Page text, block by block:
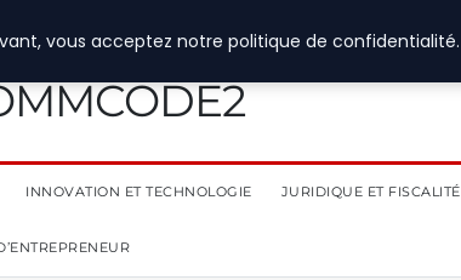
INNOVATION ET TECHNOLOGIE JURIDIQUE ET FISCALITÉ
vous acceptez notre politique de confidentialité.